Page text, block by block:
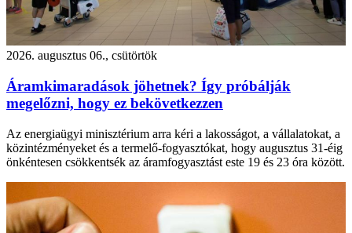
2026. augusztus 06., csütörtök
Áramkimaradások jöhetnek? Így próbálják
megelőzni, hogy ez bekövetkezzen
Az energiaügyi minisztérium arra kéri a lakosságot, a vállalatokat, a
közintézményeket és a termelő-fogyasztókat, hogy augusztus 31-éig
önkéntesen csökkentsék az áramfogyasztást este 19 és 23 óra között.